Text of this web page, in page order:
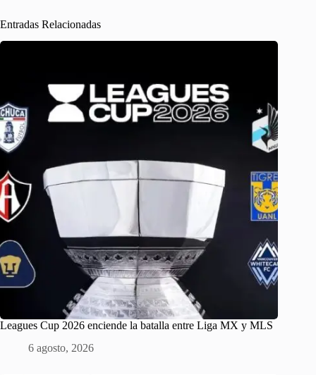
Entradas Relacionadas
Leagues Cup 2026 enciende la batalla entre Liga MX y MLS
6 agosto, 2026